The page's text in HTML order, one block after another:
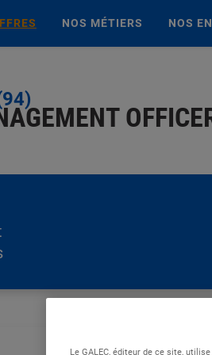
NOS MÉTIERS NOS
Le GALEC, éditeur de ce site,